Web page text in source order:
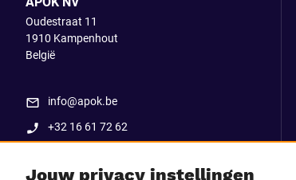
Jouw privacy instellingen
Oudestraat 11
1910 Kampenhout
België
info@apok.be
+32 16 61 72 62